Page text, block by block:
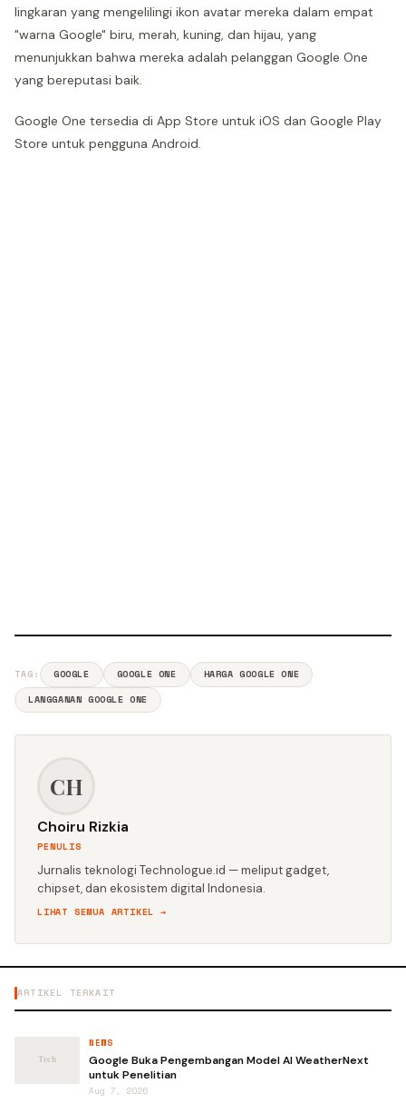
lingkaran yang mengelilingi ikon avatar mereka dalam empat
"warna Google" biru, merah, kuning, dan hijau, yang
menunjukkan bahwa mereka adalah pelanggan Google One
yang bereputasi baik.
Google One tersedia di App Store untuk iOS dan Google Play
Store untuk pengguna Android.
TAG: GOOGLE GOOGLE ONE
HARGA GOOGLE ONE
LANGGANAN GOOGLE ONE
CH
Choiru Rizkia
PENULIS
Jurnalis teknologi Technologue.id — meliput gadget,
chipset, dan ekosistem digital Indonesia.
LIHAT SEMUA ARTIKEL →
ARTIKEL TERKAIT
NEWS
Google Buka Pengembangan Model AI WeatherNext
untuk Penelitian
Aug 7, 2026